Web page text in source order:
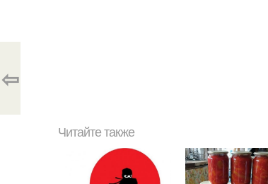
⇦
Читайте также